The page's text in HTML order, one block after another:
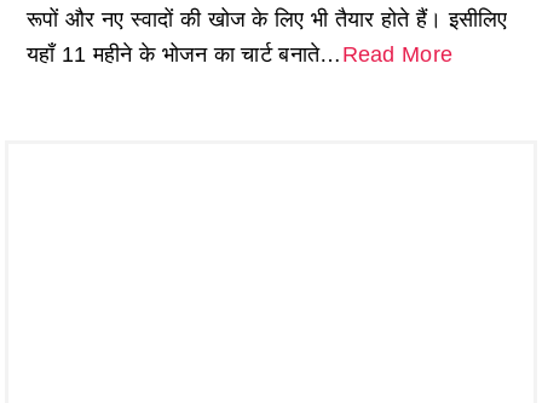
रूपों और नए स्वादों की खोज के लिए भी तैयार होते हैं। इसीलिए
यहाँ 11 महीने के भोजन का चार्ट बनाते… Read More